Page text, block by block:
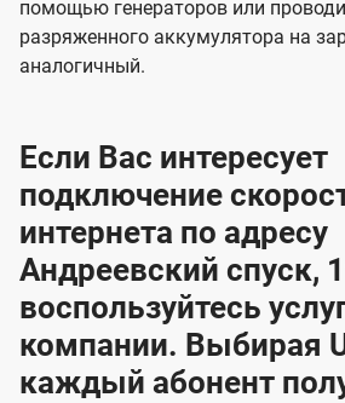
помощью генераторов или
разряженного аккумулятора на
аналогичный.
Если Вас интересует
подключение
интернета по адресу
Андреевский спуск,
воспользуйтесь
компании. Выбирая
каждый абонент